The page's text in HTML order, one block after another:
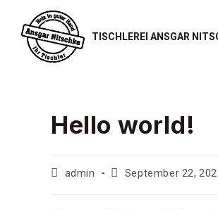
TISCHLEREI ANSGAR
Hello world!
admin September 22,